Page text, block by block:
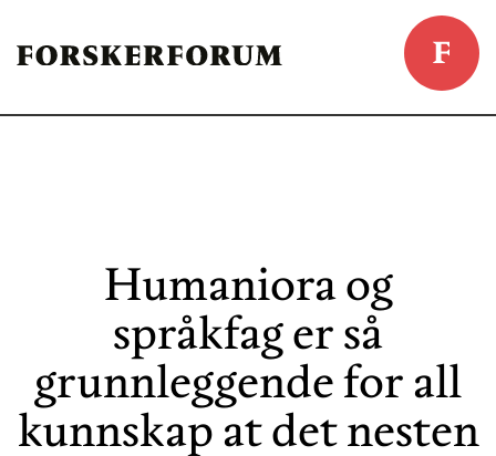
Humaniora og
språkfag er så
grunnleggende for all
kunnskap at det nesten